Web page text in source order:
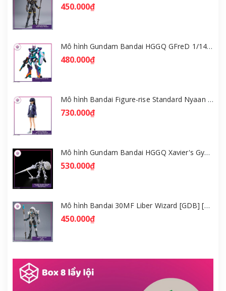
450.000₫
Mô hình Gundam Bandai HGGQ GFreD 1/144 [GDB] [BHG]
480.000₫
Mô hình Bandai Figure-rise Standard Nyaan - Gundam GQuuuuuuX [GDB] [FRS]
730.000₫
Mô hình Gundam Bandai HGGQ Xavier's Gyan Hakuji-Packs 1/144 [GDB] [BHG]
530.000₫
Mô hình Bandai 30MF Liber Wizard [GDB] [30MF]
450.000₫